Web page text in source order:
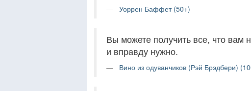
Уоррен Баффет (50+)
Вы можете получить все, что вам
и вправду нужно.
Вино из одуванчиков (Рэй Брэдбери)